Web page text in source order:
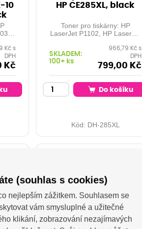
10
Kč s
DPH
Kč
HP CE285XL, black
Toner pro tiskárny: HP
LaserJet P1102, HP LaserJet
kapacita: 3.000 stran při 5%
pokrytí Barva: black
SKLADEM:
100+ ks
966,79 Kč s
DPH
799,00 Kč
Do košíku
Kód: DH-285XL
(souhlas s cookies)
nejlepším zážitkem. Souhlasem se
vám smysluplné a užitečné
klikání, zobrazování nezajímavých